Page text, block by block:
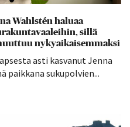
Wahlstén haluaa
sillä
nykyaikaisemmaksi
asti kasvanut Jenna
paikkana sukupolvien...